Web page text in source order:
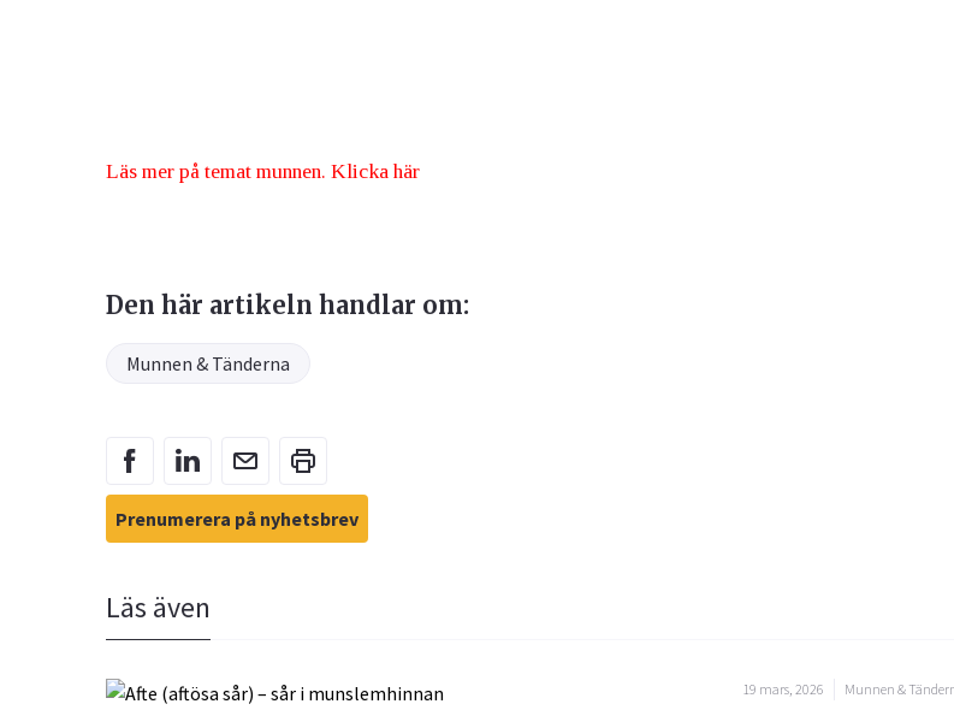
Läs mer på temat munnen. Klicka här
Den här artikeln handlar om:
Munnen & Tänderna
Prenumerera på nyhetsbrev
Läs även
19 mars, 2026 Munnen &